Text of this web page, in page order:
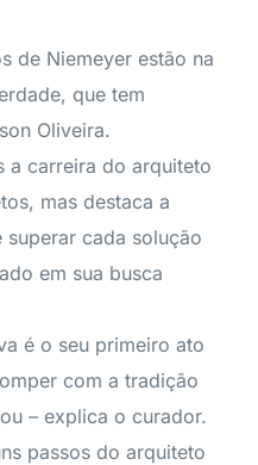
de Niemeyer estão na
que tem
Oliveira.
a carreira do arquiteto
mas destaca a
cada solução
em sua busca
é o seu primeiro ato
com a tradição
– explica o curador.
passos do arquiteto